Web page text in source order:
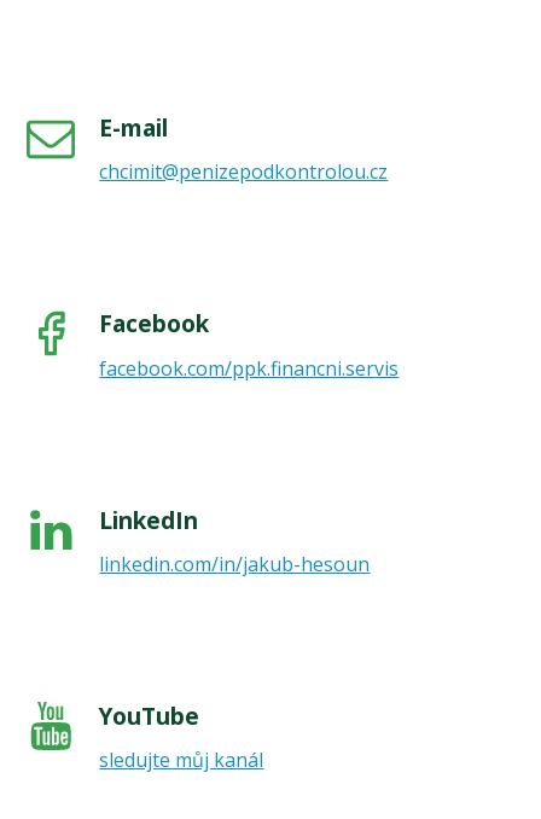
E-mail
chcimit@penizepodkontrolou.cz
Facebook
facebook.com/ppk.financni.servis
LinkedIn
linkedin.com/in/jakub-hesoun
YouTube
sledujte můj kanál